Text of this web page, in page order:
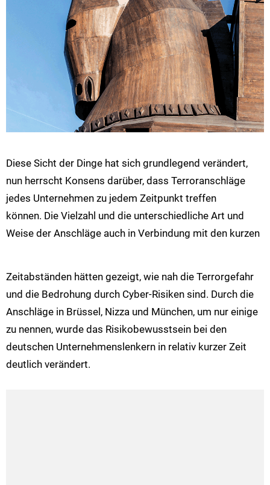
Diese Sicht der Dinge hat sich grundlegend verändert,
nun herrscht Konsens darüber, dass Terroranschläge
jedes Unternehmen zu jedem Zeitpunkt treffen
können. Die Vielzahl und die unterschiedliche Art und
Weise der Anschläge auch in Verbindung mit den kurzen
Zeitabständen hätten gezeigt, wie nah die Terrorgefahr
und die Bedrohung durch Cyber-Risiken sind. Durch die
Anschläge in Brüssel, Nizza und München, um nur einige
zu nennen, wurde das Risikobewusstsein bei den
deutschen Unternehmenslenkern in relativ kurzer Zeit
deutlich verändert.